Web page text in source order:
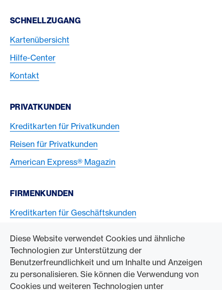
Diese Website verwendet Cookies und ähnliche
Technologien zur Unterstützung der
Benutzerfreundlichkeit und um Inhalte und Anzeigen
zu personalisieren. Sie können die Verwendung von
Cookies und weiteren Technologien unter
Footer Navigation
SCHNELLZUGANG
Kartenübersicht
Hilfe-Center
Kontakt
PRIVATKUNDEN
Kreditkarten für Privatkunden
Reisen für Privatkunden
American Express® Magazin
FIRMENKUNDEN
Kreditkarten für Geschäftskunden
ZUM UNTERNEHMEN
Swisscard AECS GmbH